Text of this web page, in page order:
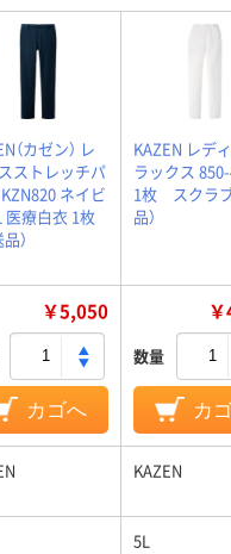
（カゼン） レ
ストレッチパ
ネイビ
医療白衣 1枚
）
KAZEN レデ
ラックス
1枚 スクラブ
品）
￥5,050
カゴへ
数量
カ
KAZEN
5L